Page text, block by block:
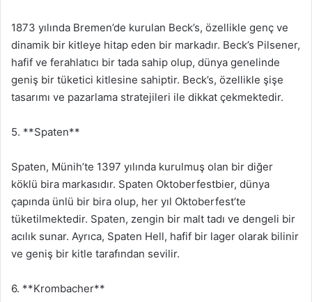
1873 yılında Bremen’de kurulan Beck’s, özellikle genç ve
dinamik bir kitleye hitap eden bir markadır. Beck’s Pilsener,
hafif ve ferahlatıcı bir tada sahip olup, dünya genelinde
geniş bir tüketici kitlesine sahiptir. Beck’s, özellikle şişe
tasarımı ve pazarlama stratejileri ile dikkat çekmektedir.
5. **Spaten**
Spaten, Münih’te 1397 yılında kurulmuş olan bir diğer
köklü bira markasıdır. Spaten Oktoberfestbier, dünya
çapında ünlü bir bira olup, her yıl Oktoberfest’te
tüketilmektedir. Spaten, zengin bir malt tadı ve dengeli bir
acılık sunar. Ayrıca, Spaten Hell, hafif bir lager olarak bilinir
ve geniş bir kitle tarafından sevilir.
6. **Krombacher**